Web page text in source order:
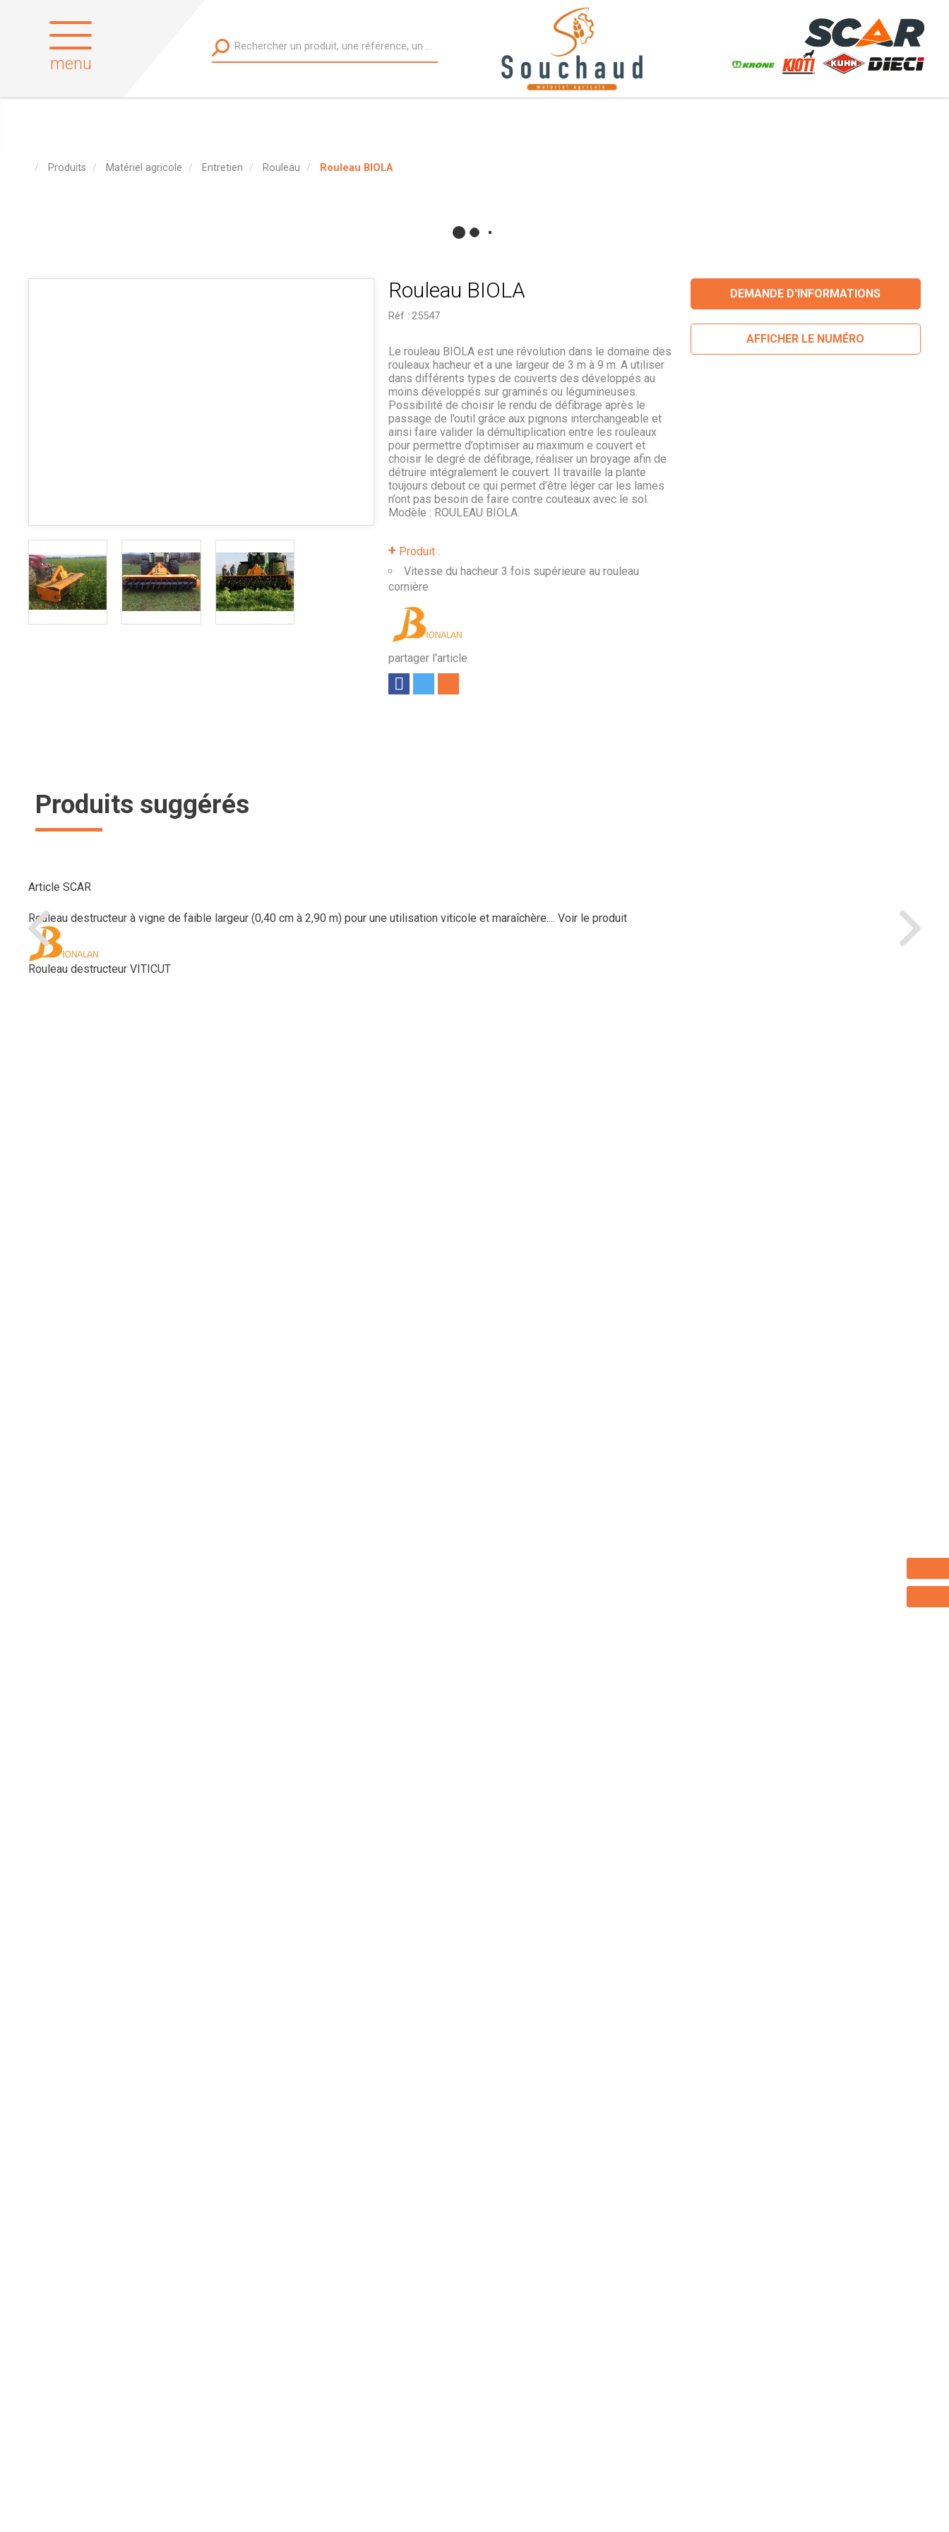
menu
Produits Matériel agricole Entretien Rouleau Rouleau BIOLA
Rouleau BIOLA
Réf : 25547
+ Produit :
Vitesse du hacheur 3 fois supérieure au rouleau
cornière
partager l'article
Le rouleau BIOLA est une révolution dans le domaine des
rouleaux hacheur et a une largeur de 3 m à 9 m. A utiliser
dans différents types de couverts des développés au
moins développés sur graminés ou légumineuses.
Possibilité de choisir le rendu de défibrage après le
passage de l’outil grâce aux pignons interchangeable et
ainsi faire valider la démultiplication entre les rouleaux
pour permettre d’optimiser au maximum e couvert et
choisir le degré de défibrage, réaliser un broyage afin de
détruire intégralement le couvert. Il travaille la plante
toujours debout ce qui permet d’être léger car les lames
n’ont pas besoin de faire contre couteaux avec le sol.
Modèle : ROULEAU BIOLA.
DEMANDE D'INFORMATIONS
AFFICHER LE NUMÉRO
Produits suggérés
Article SCAR
Rouleau destructeur à vigne de faible largeur (0,40 cm à 2,90 m) pour une utilisation viticole et maraîchère.... Voir le produit
Rouleau destructeur VITICUT